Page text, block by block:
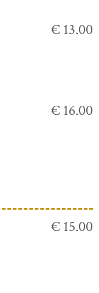
€ 13.00
€ 16.00
€ 15.00